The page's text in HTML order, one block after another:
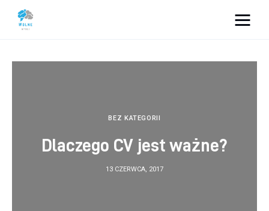
Dom i ogród
BEZ KATEGORII
Dlaczego CV jest ważne?
13 CZERWCA, 2017